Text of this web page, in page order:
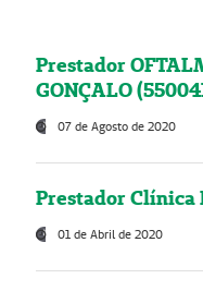
Prestador
GONÇALO
07 de Agosto de 2020
Prestador Clínica
01 de Abril de 2020